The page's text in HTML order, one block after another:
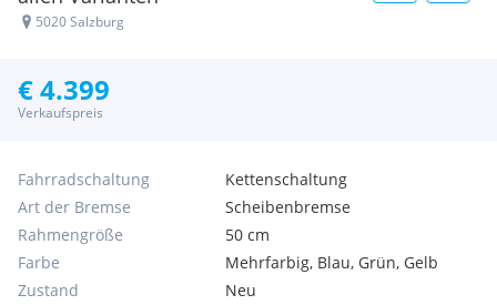
5020 Salzburg
€ 4.399
Verkaufspreis
Fahrradschaltung
Kettenschaltung
Art der Bremse
Scheibenbremse
Rahmengröße
50 cm
Farbe
Mehrfarbig, Blau, Grün, Gelb
Zustand
Neu